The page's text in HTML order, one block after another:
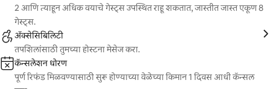
2 आणि त्याहून अधिक वयाचे गेस्ट्स उपस्थित राहू शकतात, जास्तीत जास्त एकूण 8
गेस्ट्स.
ॲक्सेसिबिलिटी
तपशिलांसाठी तुमच्या होस्टना मेसेज करा.
कॅन्सलेशन धोरण
पूर्ण रिफंड मिळवण्यासाठी सुरू होण्याच्या वेळेच्या किमान 1 दिवस आधी कॅन्सल